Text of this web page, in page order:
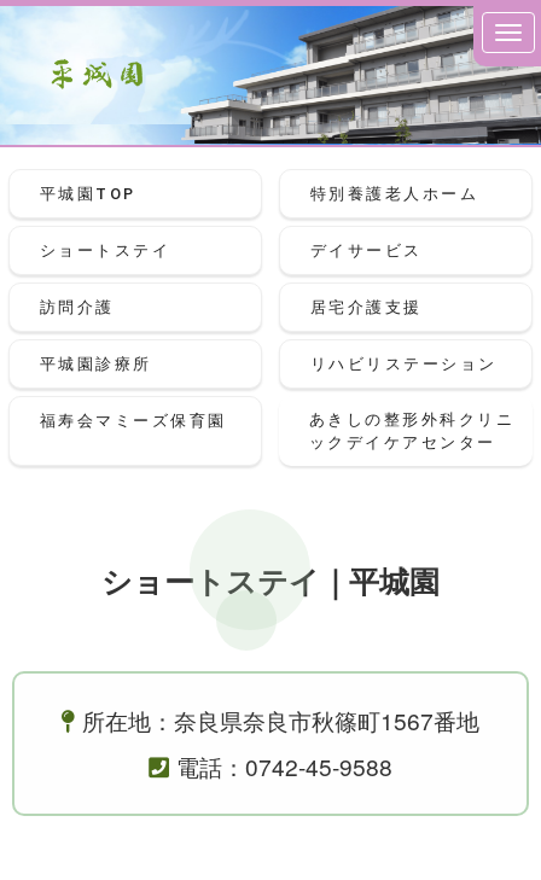
平城園TOP 特別養護老人ホーム
ショートステイ デイサービス
訪問介護 居宅介護支援
平城園診療所 リハビリステーション
福寿会マミーズ保育園
あきしの整形外科クリニ
ックデイケアセンター
ショートステイ｜平城園
所在地：奈良県奈良市秋篠町1567番地
電話：0742-45-9588